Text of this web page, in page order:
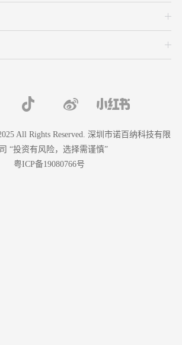
All Rights Reserved. 深圳市诺百纳科技有限
“投资有风险，选择需谨慎”
粤ICP备19080766号